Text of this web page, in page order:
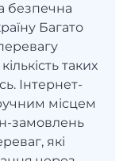
безпечна
Багато
таких
Інтернет-
місцем
замовлень
які